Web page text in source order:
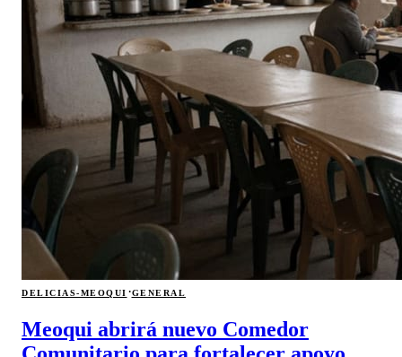
DELICIAS-MEOQUI ·GENERAL
Meoqui abrirá nuevo Comedor